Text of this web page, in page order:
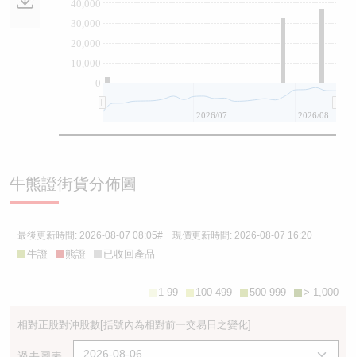
0
10,000
20,000
30,000
40,000
2026/07 2026/08
牛熊證街貨分佈圖
最後更新時間: 2026-08-07 08:05# 現價更新時間: 2026-08-07 16:20
牛證 熊證 已收回產品
> 1,000
500-999
100-499
1-99
相對正股對沖股數[括號內為相對前一交易日之變化]